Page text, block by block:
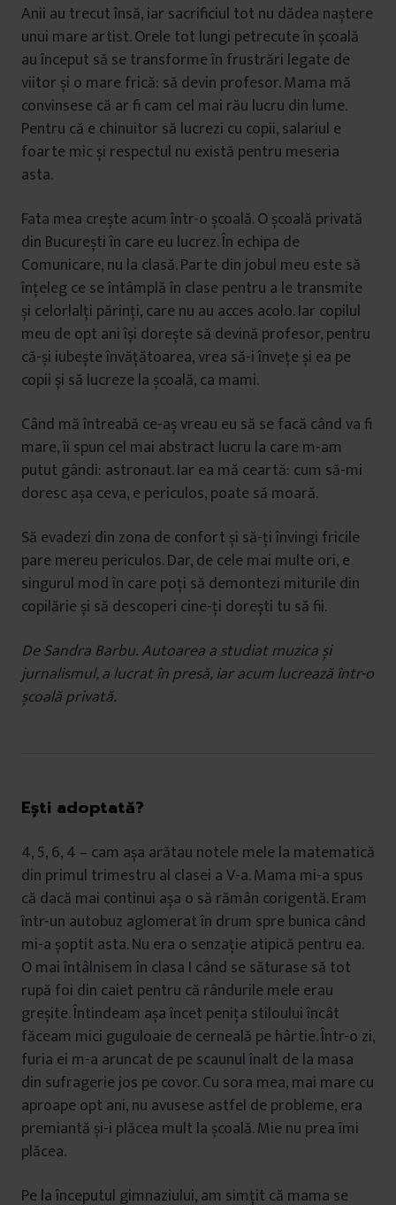
Anii au trecut însă, iar sacrificiul tot nu dădea naștere
unui mare artist. Orele tot lungi petrecute în școală
au început să se transforme în frustrări legate de
viitor și o mare frică: să devin profesor. Mama mă
convinsese că ar fi cam cel mai rău lucru din lume.
Pentru că e chinuitor să lucrezi cu copii, salariul e
foarte mic și respectul nu există pentru meseria
asta.
Fata mea crește acum într-o școală. O școală privată
din București în care eu lucrez. În echipa de
Comunicare, nu la clasă. Parte din jobul meu este să
înțeleg ce se întâmplă în clase pentru a le transmite
și celorlalți părinți, care nu au acces acolo. Iar copilul
meu de opt ani își dorește să devină profesor, pentru
că-și iubește învățătoarea, vrea să-i învețe și ea pe
copii și să lucreze la școală, ca mami.
Când mă întreabă ce-aș vreau eu să se facă când va fi
mare, îi spun cel mai abstract lucru la care m-am
putut gândi: astronaut. Iar ea mă ceartă: cum să-mi
doresc așa ceva, e periculos, poate să moară.
Să evadezi din zona de confort și să-ți învingi fricile
pare mereu periculos. Dar, de cele mai multe ori, e
singurul mod în care poți să demontezi miturile din
copilărie și să descoperi cine-ți dorești tu să fii.
De Sandra Barbu. Autoarea a studiat muzica și
jurnalismul, a lucrat în presă, iar acum lucrează într-o
școală privată.
Ești adoptată?
4, 5, 6, 4 – cam așa arătau notele mele la matematică
din primul trimestru al clasei a V-a. Mama mi-a spus
că dacă mai continui așa o să rămân corigentă. Eram
într-un autobuz aglomerat în drum spre bunica când
mi-a șoptit asta. Nu era o senzație atipică pentru ea.
O mai întâlnisem în clasa I când se săturase să tot
rupă foi din caiet pentru că rândurile mele erau
greșite. Întindeam așa încet penița stiloului încât
făceam mici guguloaie de cerneală pe hârtie. Într-o zi,
furia ei m-a aruncat de pe scaunul înalt de la masa
din sufragerie jos pe covor. Cu sora mea, mai mare cu
aproape opt ani, nu avusese astfel de probleme, era
premiantă și-i plăcea mult la școală. Mie nu prea îmi
plăcea.
Pe la începutul gimnaziului, am simțit că mama se